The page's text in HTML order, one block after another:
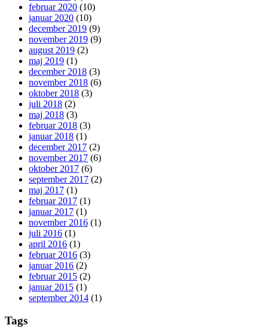
februar 2020 (10)
januar 2020 (10)
december 2019 (9)
november 2019 (9)
august 2019 (2)
maj 2019 (1)
december 2018 (3)
november 2018 (6)
oktober 2018 (3)
juli 2018 (2)
maj 2018 (3)
februar 2018 (3)
januar 2018 (1)
december 2017 (2)
november 2017 (6)
oktober 2017 (6)
september 2017 (2)
maj 2017 (1)
februar 2017 (1)
januar 2017 (1)
november 2016 (1)
juli 2016 (1)
april 2016 (1)
februar 2016 (3)
januar 2016 (2)
februar 2015 (2)
januar 2015 (1)
september 2014 (1)
Tags